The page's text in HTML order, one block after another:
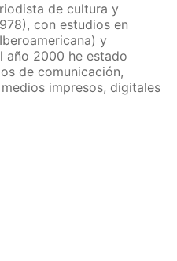
de cultura y
con estudios en
y
año 2000 he estado
de comunicación,
impresos, digitales